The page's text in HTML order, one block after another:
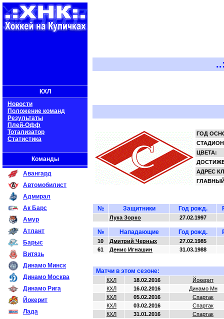
КХЛ
Новости
Положение команд
Результаты
Плей-Офф
Тотализатор
Статистика
Команды
Авангард
Автомобилист
Адмирал
Ак Барс
Амур
Атлант
Барыс
Витязь
Динамо Минск
Динамо Москва
Динамо Рига
Йокерит
Лада
..::
ГОД
ЦВЕТА:
АДРЕС
№ Защитники Год рожд.
Лука Зорко 27.02.1997
№ Нападающие Год рожд.
10 Дмитрий Черных
27.02.1985
61
Денис Игнашин 31.03.1988
Матчи в этом сезоне:
КХЛ 18.02.2016
Йокерит
КХЛ
16.02.2016
Динамо Мн
КХЛ
05.02.2016
Спартак
КХЛ
03.02.2016
Спартак
КХЛ
31.01.2016
Спартак